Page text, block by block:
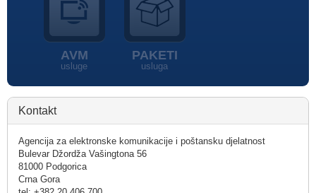
AVM
usluge
PAKETI
usluga
Kontakt
Agencija za elektronske komunikacije i poštansku djelatnost
Bulevar Džordža Vašingtona 56
81000 Podgorica
Crna Gora